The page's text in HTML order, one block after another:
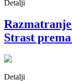
Detalji
Strast
Detalji